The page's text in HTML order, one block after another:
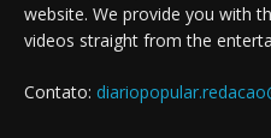
website. We provide you with
videos straight from the
Contato: